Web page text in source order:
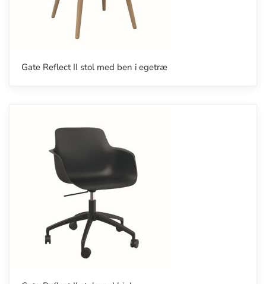
Gate Reflect II stol med ben i egetræ